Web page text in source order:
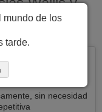
sin necesidad
mundo de los
tarde.